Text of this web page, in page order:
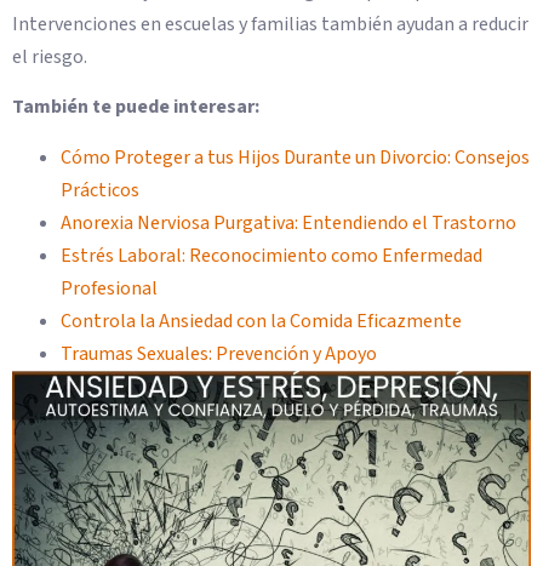
Intervenciones en escuelas y familias también ayudan a reducir
el riesgo.
También te puede interesar:
Cómo Proteger a tus Hijos Durante un Divorcio: Consejos
Prácticos
Anorexia Nerviosa Purgativa: Entendiendo el Trastorno
Estrés Laboral: Reconocimiento como Enfermedad
Profesional
Controla la Ansiedad con la Comida Eficazmente
Traumas Sexuales: Prevención y Apoyo